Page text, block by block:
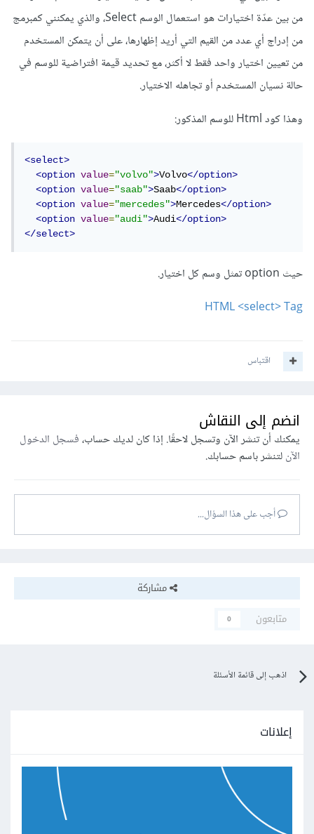
من بين عدّة اختيارات هو استعمال الوسم Select، والذي يمكنني كمبرمج
من إدراج أي عدد من القيم التي أريد إظهارها، على أن يتمكن المستخدم
من تعيين اختيار واحد فقط لا أكثر، مع تحديد قيمة افتراضية للوسم في
حالة نسيان المستخدم أو تجاهله الاختيار.
وهذا كود Html للوسم المذكور:
<select>
<option
value="volvo">Volvo</option>
<option
value="saab">Saab</option>
<option
value="mercedes">Mercedes</option>
<option
value="audi">Audi</option>
</select>
حيث option تمثل وسم كل اختيار.
HTML <select> Tag
اقتباس
انضم إلى النقاش
يمكنك أن تنشر الآن وتسجل لاحقًا. إذا كان لديك حساب،فسجل الدخول
الآنلتنشر باسم حسابك.
أجب على هذا السؤال...
مشاركة
متابعون
0
اذهب إلى قائمة الأسئلة
إعلانات